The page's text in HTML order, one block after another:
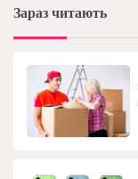
Зараз читають